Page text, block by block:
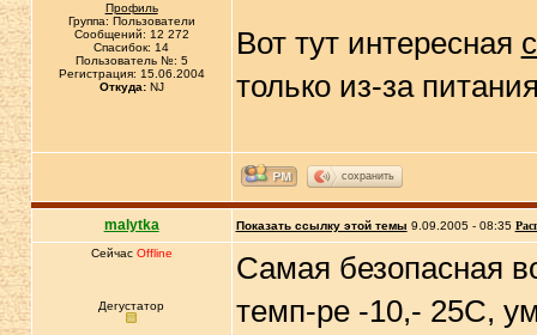
Профиль
Группа: Пользователи
Сообщений: 12 272
Спасибок: 14
Пользователь №: 5
Регистрация: 15.06.2004
Откуда:NJ
Вот тут интересная
только из-за
сохранить
malytka Показать ссылку этой темы 9.09.2005 - 08:35
Сейчас Offline
Дегустатор
Самая безопасная
темп-ре -10,- 25С,